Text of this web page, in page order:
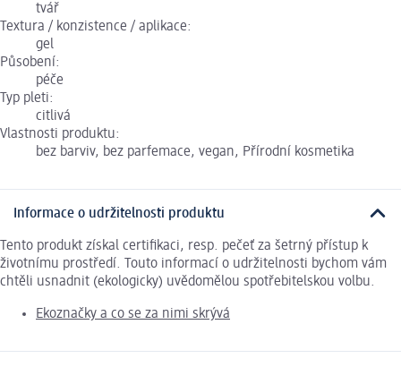
tvář
Textura / konzistence / aplikace:
gel
Působení:
péče
Typ pleti:
citlivá
Vlastnosti produktu:
bez barviv, bez parfemace, vegan, Přírodní kosmetika
Informace o udržitelnosti produktu
Tento produkt získal certifikaci, resp. pečeť za šetrný přístup k
životnímu prostředí. Touto informací o udržitelnosti bychom vám
chtěli usnadnit (ekologicky) uvědomělou spotřebitelskou volbu.
Ekoznačky a co se za nimi skrývá